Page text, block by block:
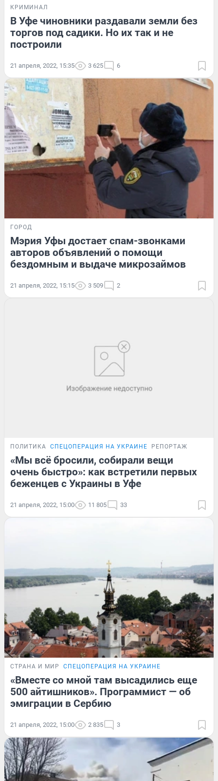
КРИМИНАЛ
В Уфе чиновники раздавали земли без
торгов под садики. Но их так и не
построили
21 апреля, 2022, 15:35 3 625 6
ГОРОД
Мэрия Уфы достает спам-звонками
авторов объявлений о помощи
бездомным и выдаче микрозаймов
21 апреля, 2022, 15:15 3 509 2
ПОЛИТИКА СПЕЦОПЕРАЦИЯ НА УКРАИНЕ РЕПОРТАЖ
«Мы всё бросили, собирали вещи
очень быстро»: как встретили первых
беженцев с Украины в Уфе
21 апреля, 2022, 15:00 11 805 33
СТРАНА И МИР СПЕЦОПЕРАЦИЯ НА УКРАИНЕ
«Вместе со мной там высадились еще
500 айтишников». Программист — об
эмиграции в Сербию
21 апреля, 2022, 15:00 2 835 3